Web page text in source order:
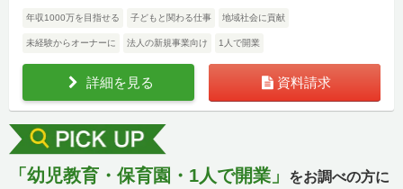
年収1000万を目指せる 子どもと関わる仕事 地域社会に貢献
未経験からオーナーに 法人の新規事業向け 1人で開業
詳細を見る 資料請求
「幼児教育・保育園・1人で開業」
をお調べの方に